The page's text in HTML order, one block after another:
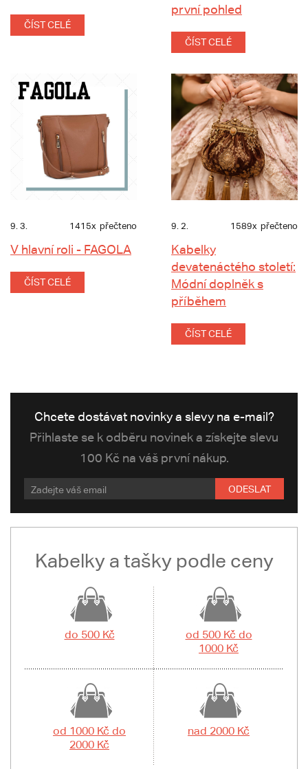
ČÍST CELÉ
první pohled
ČÍST CELÉ
9. 3. 1415x přečteno
V hlavní roli - FAGOLA
ČÍST CELÉ
9. 2. 1589x přečteno
Kabelky
devatenáctého století:
Módní doplněk s
příběhem
ČÍST CELÉ
Chcete dostávat novinky a slevy na e-mail?
Přihlaste se k odběru novinek a získejte slevu
100 Kč na váš první nákup.
ODESLAT
Kabelky a tašky podle ceny
do 500 Kč
od 500 Kč do
1000 Kč
od 1000 Kč do
2000 Kč
nad 2000 Kč